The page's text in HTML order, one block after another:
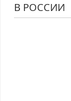
В РОССИИ